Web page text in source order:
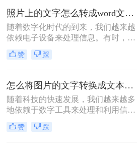
word表格呢？以下将介绍几种常用的
方法，帮助你将图片表格转换成Word
表格。
照片上的文字怎么转成word文档？分享2种方法，简单易学！
随着数字化时代的到来，我们越来越
依赖电子设备来处理信息。有时，我
们可能需要从照片中提取文字内容，
并将其转换为可编辑的Word文档。这
如从书籍、报纸、海报、名片，甚至
是手写笔记中提取信息。那么照片上
的文字怎么转成word文档呢？本文将
介绍几种常用的方法，帮助你轻松地
将照片上的文字转换成Word文档。
赞 踩
怎么将图片的文字转换成文本？这里教你3种方法！
随着科技的快速发展，我们越来越多
地依赖于数字工具来处理和利用信
息。在日常生活中，我们经常会遇到
需要将图片中的文字转换成可编辑文
赞 踩